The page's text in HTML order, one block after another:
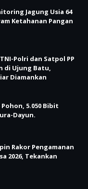
Jagung Usia 64
Ketahanan Pangan
Polri dan Satpol PP
di Ujung Batu,
Diamankan
5.050 Bibit
Dayun.
Rakor Pengamanan
2026, Tekankan